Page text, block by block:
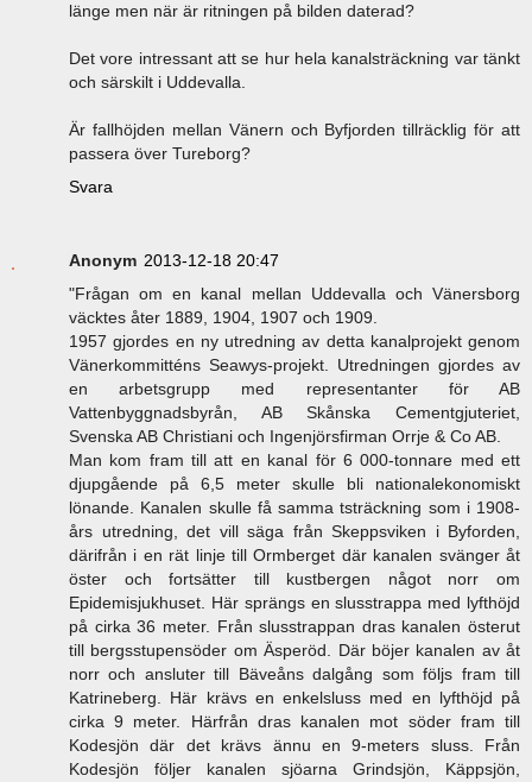
länge men när är ritningen på bilden daterad?
Det vore intressant att se hur hela kanalsträckning var tänkt
och särskilt i Uddevalla.
Är fallhöjden mellan Vänern och Byfjorden tillräcklig för att
passera över Tureborg?
Svara
Anonym 2013-12-18 20:47
"Frågan om en kanal mellan Uddevalla och Vänersborg
väcktes åter 1889, 1904, 1907 och 1909.
1957 gjordes en ny utredning av detta kanalprojekt genom
Vänerkommitténs Seawys-projekt. Utredningen gjordes av
en arbetsgrupp med representanter för AB
Vattenbyggnadsbyrån, AB Skånska Cementgjuteriet,
Svenska AB Christiani och Ingenjörsfirman Orrje & Co AB.
Man kom fram till att en kanal för 6 000-tonnare med ett
djupgående på 6,5 meter skulle bli nationalekonomiskt
lönande. Kanalen skulle få samma tsträckning som i 1908-
års utredning, det vill säga från Skeppsviken i Byforden,
därifrån i en rät linje till Ormberget där kanalen svänger åt
öster och fortsätter till kustbergen något norr om
Epidemisjukhuset. Här sprängs en slusstrappa med lyfthöjd
på cirka 36 meter. Från slusstrappan dras kanalen österut
till bergsstupensöder om Äsperöd. Där böjer kanalen av åt
norr och ansluter till Bäveåns dalgång som följs fram till
Katrineberg. Här krävs en enkelsluss med en lyfthöjd på
cirka 9 meter. Härfrån dras kanalen mot söder fram till
Kodesjön där det krävs ännu en 9-meters sluss. Från
Kodesjön följer kanalen sjöarna Grindsjön, Käppsjön,